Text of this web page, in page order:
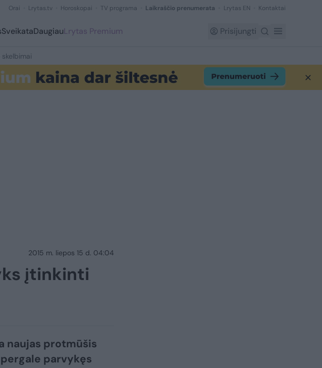
Orai Lrytas.tv Horoskopai TV programa Laikraščio prenumerata Lrytas EN Kontaktai
SveikataDaugiauLrytas Premium Prisijungti
2015 m. liepos 15 d. 04:04
įtinkinti
naujas protmūšis
parvykęs